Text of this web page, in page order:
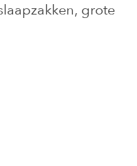
grote